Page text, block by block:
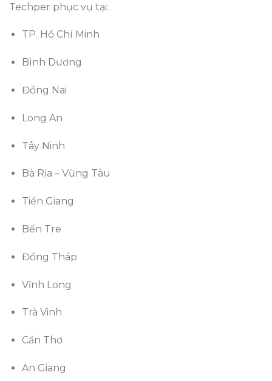
Techper phục vụ tại:
TP. Hồ Chí Minh
Bình Dương
Đồng Nai
Long An
Tây Ninh
Bà Rịa – Vũng Tàu
Tiền Giang
Bến Tre
Đồng Tháp
Vĩnh Long
Trà Vinh
Cần Thơ
An Giang